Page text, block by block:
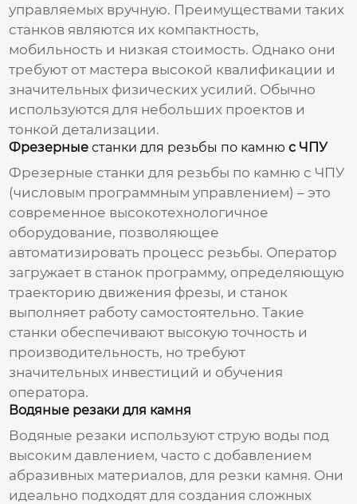
управляемых вручную. Преимуществами таких
станков являются их компактность,
мобильность и низкая стоимость. Однако они
требуют от мастера высокой квалификации и
значительных физических усилий. Обычно
используются для небольших проектов и
тонкой детализации.
Фрезерныестанки для резьбы по камню с ЧПУ
Фрезерные станки для резьбы по камню с ЧПУ
(числовым программным управлением) – это
современное высокотехнологичное
оборудование, позволяющее
автоматизировать процесс резьбы. Оператор
загружает в станок программу, определяющую
траекторию движения фрезы, и станок
выполняет работу самостоятельно. Такие
станки обеспечивают высокую точность и
производительность, но требуют
значительных инвестиций и обучения
оператора.
Водяные резаки для камня
Водяные резаки используют струю воды под
высоким давлением, часто с добавлением
абразивных материалов, для резки камня. Они
идеально подходят для создания сложных